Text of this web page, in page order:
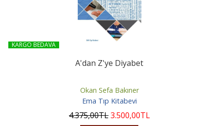
KARGO BEDAVA
A'dan Z'ye Diyabet
Okan Sefa Bakıner
Ema Tıp Kitabevi
4.375,00TL3.500,00TL